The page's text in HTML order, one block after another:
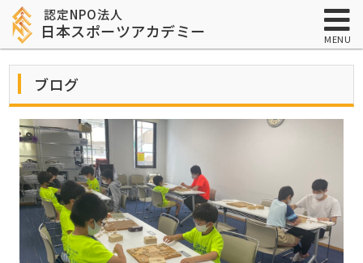
MENU
認定NPO法人
日本スポーツアカデミー
ブログ